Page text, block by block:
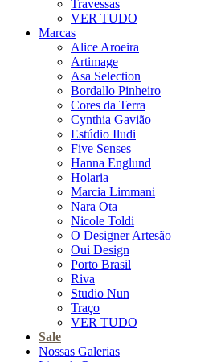
Travessas
VER TUDO
Marcas
Alice Aroeira
Artimage
Asa Selection
Bordallo Pinheiro
Cores da Terra
Cynthia Gavião
Estúdio Iludi
Five Senses
Hanna Englund
Holaria
Marcia Limmani
Nara Ota
Nicole Toldi
O Designer Artesão
Oui Design
Porto Brasil
Riva
Studio Nun
Traço
VER TUDO
Sale
Nossas Galerias